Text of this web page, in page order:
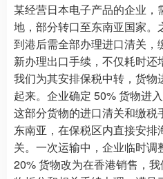
某经营日本电子产品的企业，
地，部分转口至东南亚国家。
到港后需全部办理进口清关
新办理出口手续，不仅耗时还
我们为其安排保税中转，货
起来。企业确定 50% 货物进
这部分货物的进口清关和缴税
东南亚，在保税区内直接安
关。一次运输中，企业临时调
20% 货物改为在香港销售，